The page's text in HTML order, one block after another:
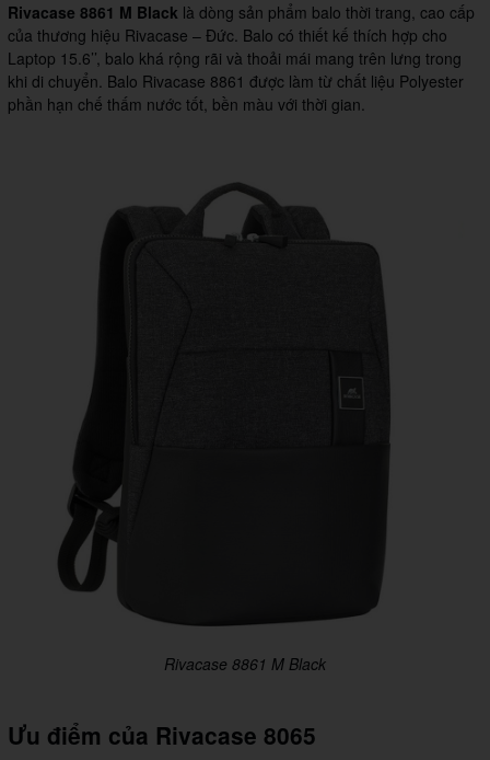
Rivacase 8861 M Black là dòng sản phẩm balo thời trang, cao cấp
của thương hiệu Rivacase – Đức. Balo có thiết kế thích hợp cho
Laptop 15.6’’, balo khá rộng rãi và thoải mái mang trên lưng trong
khi di chuyển. Balo Rivacase 8861 được làm từ chất liệu Polyester
phần hạn chế thấm nước tốt, bền màu với thời gian.
Rivacase 8861 M Black
Ưu điểm của Rivacase 8065